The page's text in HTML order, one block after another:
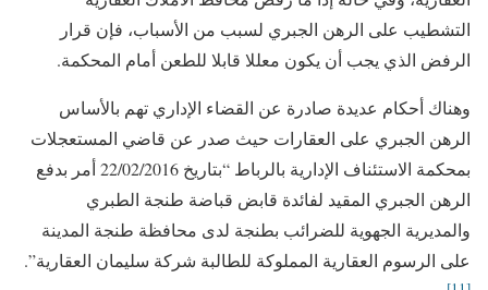
التشطيب على الرهن الجبري لسبب من الأسباب، فإن قرار
الرفض الذي يجب أن يكون معللا قابلا للطعن أمام المحكمة.
وهناك أحكام عديدة صادرة عن القضاء الإداري تهم بالأساس
الرهن الجبري على العقارات حيث صدر عن قاضي المستعجلات
بمحكمة الاستئناف الإدارية بالرباط “بتاريخ 22/02/2016 أمر بدفع
الرهن الجبري المقيد لفائدة قابض قباضة طنجة الطبري
والمديرية الجهوية للضرائب بطنجة لدى محافظة طنجة المدينة
على الرسوم العقارية المملوكة للطالبة شركة سليمان العقارية”.